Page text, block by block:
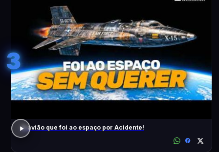
3
O avião que foi ao espaço por Acidente!